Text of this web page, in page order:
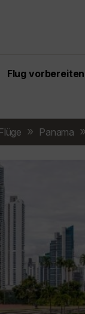
Flug vorbereiten
Flüge Panama